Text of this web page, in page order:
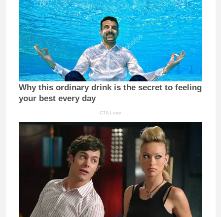
Why this ordinary drink is the secret to feeling
your best every day
CTA Love